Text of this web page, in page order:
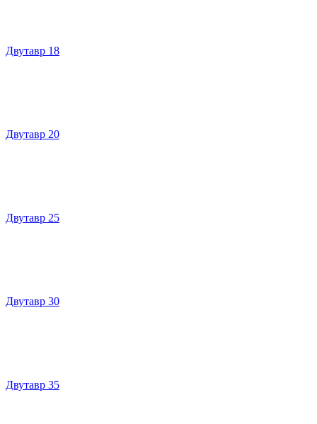
Двутавр 18
Двутавр 20
Двутавр 25
Двутавр 30
Двутавр 35